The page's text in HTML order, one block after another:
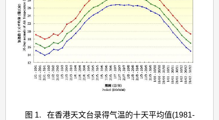
图 1. 在香港天文台录得气温的十天平均值(1981-